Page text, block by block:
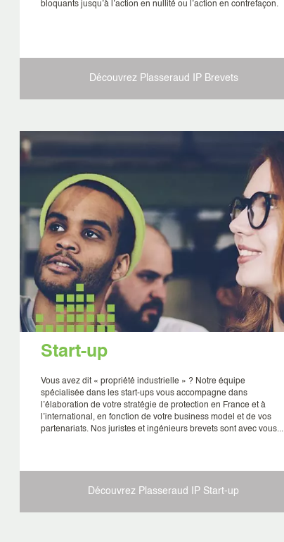
bloquants jusqu’à l’action en nullité ou l’action en contrefaçon.
Découvrez Plasseraud IP Brevets
Start-up
Vous avez dit « propriété industrielle » ? Notre équipe
spécialisée dans les start-ups vous accompagne dans
l’élaboration de votre stratégie de protection en France et à
l’international, en fonction de votre business model et de vos
partenariats. Nos juristes et ingénieurs brevets sont avec vous...
Découvrez Plasseraud IP Start-up